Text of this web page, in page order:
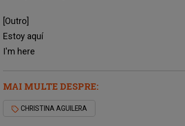
[Outro]
Estoy aquí
I'm here
MAI MULTE DESPRE:
CHRISTINA AGUILERA